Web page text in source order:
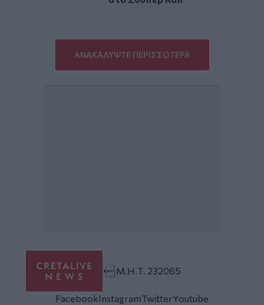
ΑΝΑΚΑΛΥΨΤΕ ΠΕΡΙΣΣΟΤΕΡΑ
Μ.Η.Τ. 232065
FacebookInstagramTwitterYoutube